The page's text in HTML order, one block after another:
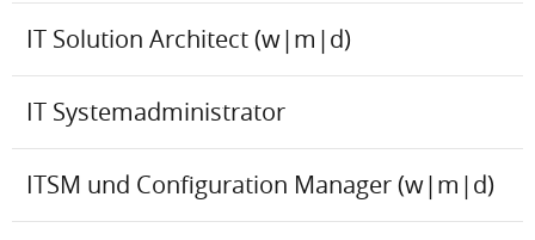
IT Solution Architect (w|m|d)
IT Systemadministrator
ITSM und Configuration Manager (w|m|d)